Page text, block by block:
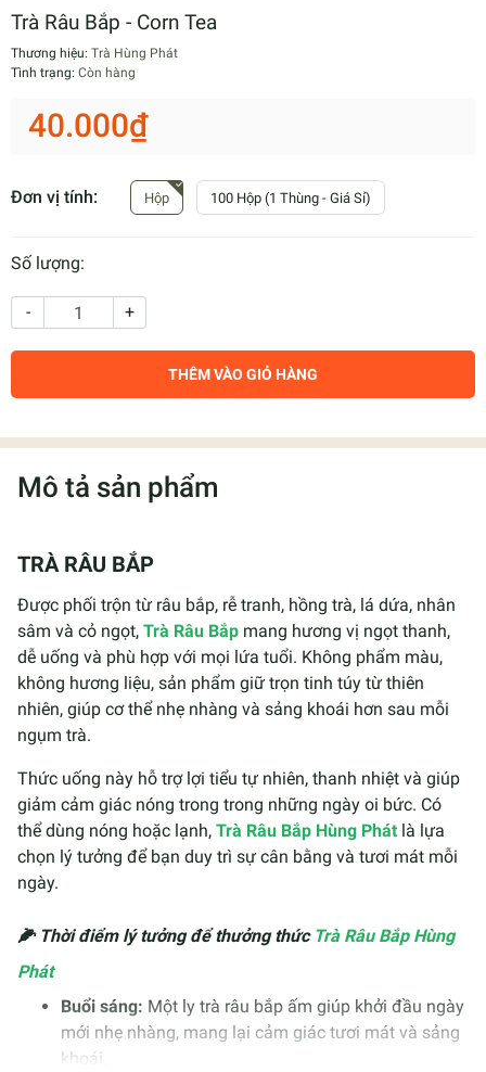
Trà Râu Bắp - Corn Tea
Thương hiệu: Trà Hùng Phát
Tình trạng: Còn hàng
40.000₫
Đơn vị tính: Hộp 100 Hộp (1 Thùng - Giá Sỉ)
Số lượng:
- +
THÊM VÀO GIỎ HÀNG
Mô tả sản phẩm
TRÀ RÂU BẮP
Được phối trộn từ râu bắp, rễ tranh, hồng trà, lá dứa, nhân
sâm và cỏ ngọt, Trà Râu Bắp mang hương vị ngọt thanh,
dễ uống và phù hợp với mọi lứa tuổi. Không phẩm màu,
không hương liệu, sản phẩm giữ trọn tinh túy từ thiên
nhiên, giúp cơ thể nhẹ nhàng và sảng khoái hơn sau mỗi
ngụm trà.
Thức uống này hỗ trợ lợi tiểu tự nhiên, thanh nhiệt và giúp
giảm cảm giác nóng trong trong những ngày oi bức. Có
thể dùng nóng hoặc lạnh, Trà Râu Bắp Hùng Phát là lựa
chọn lý tưởng để bạn duy trì sự cân bằng và tươi mát mỗi
ngày.
🌽 Thời điểm lý tưởng để thưởng thức Trà Râu Bắp Hùng
Phát
Buổi sáng: Một ly trà râu bắp ấm giúp khởi đầu ngày
mới nhẹ nhàng, mang lại cảm giác tươi mát và sảng
khoái.